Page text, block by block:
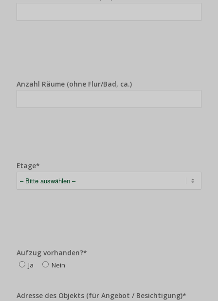
Anzahl Räume (ohne Flur/Bad, ca.)
Etage*
Aufzug vorhanden?*
Ja Nein
Adresse des Objekts (für Angebot / Besichtigung)*